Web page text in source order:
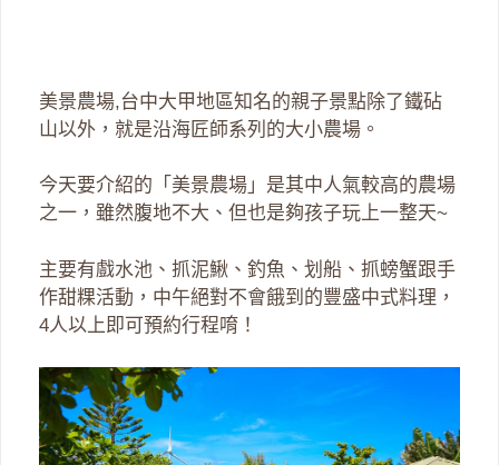
美景農場,台中大甲地區知名的親子景點除了鐵砧
山以外，就是沿海匠師系列的大小農場。
今天要介紹的「美景農場」是其中人氣較高的農場
之一，雖然腹地不大、但也是夠孩子玩上一整天~
主要有戲水池、抓泥鰍、釣魚、划船、抓螃蟹跟手
作甜粿活動，中午絕對不會餓到的豐盛中式料理，
4人以上即可預約行程唷！